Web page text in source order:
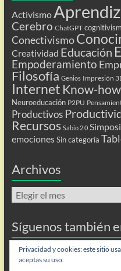
Activismo
Cerebro ChatGPT
Conectivismo
Creatividad Educación
Empoderamiento
Filosofía Genios Impresión
Internet Know-how
Neuroeducación P2PU
Productivos
Recursos Sabio 2.0
emociones Sin categoría
Archivos
Archivos
Síguenos también
Flip
Privacidad y cookies: este sitio
aceptas su uso.